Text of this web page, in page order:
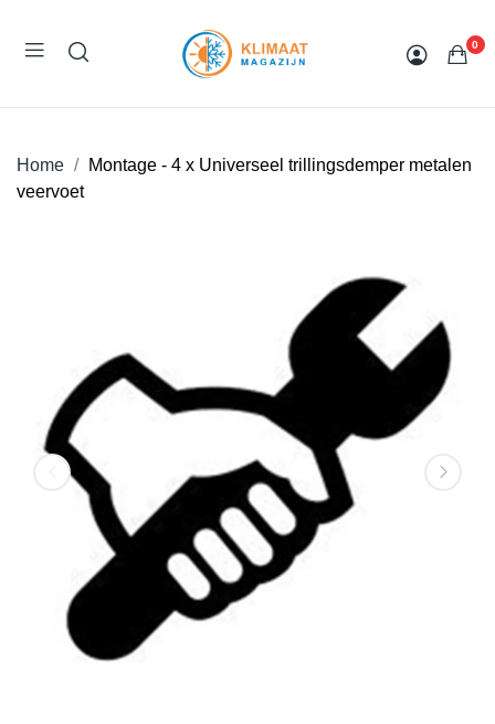
0
Home
Montage - 4 x Universeel trillingsdemper metalen
veervoet